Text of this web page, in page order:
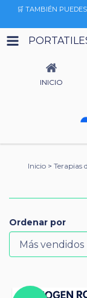
🛒 TAMBIÉN
INICIO
Inicio > Terapias
Ordenar por